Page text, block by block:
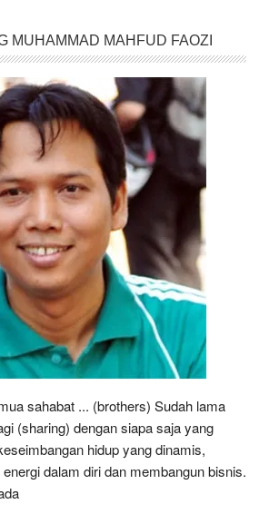
MUHAMMAD MAHFUD FAOZI
sahabat ... (brothers) Sudah lama
(sharing) dengan siapa saja yang
hidup yang dinamis,
dalam diri dan membangun bisnis.